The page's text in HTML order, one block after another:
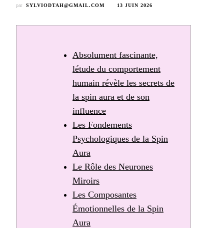
par SYLVIODTAH@GMAIL.COM 13 JUIN 2026
Absolument fascinante,
létude du comportement
humain révèle les secrets de
la spin aura et de son
influence
Les Fondements
Psychologiques de la Spin
Aura
Le Rôle des Neurones
Miroirs
Les Composantes
Émotionnelles de la Spin
Aura